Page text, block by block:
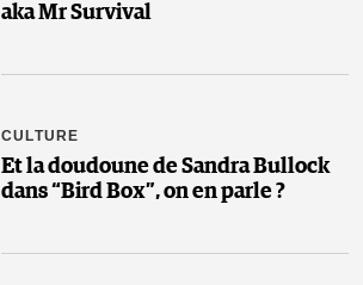
aka Mr Survival
CULTURE
Et la doudoune de Sandra Bullock
dans “Bird Box”, on en parle ?